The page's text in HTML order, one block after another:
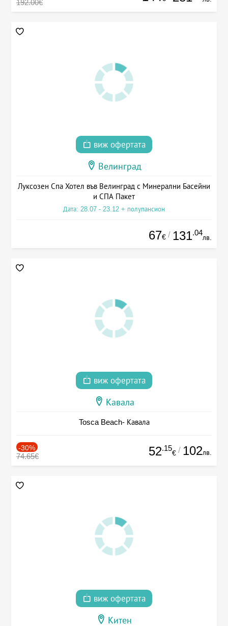
192.00€
виж офертата
Велинград
Луксозен Спа Хотел във Велинград с Минерални Басейни
и СПА Пакет
Дата: 28.07 - 23.12 + полупансион
67€ / 131.04
лв.
виж офертата
Кавала
Tosca Beach- Кавала
-30%
74.65€ 52.15
€ / 102лв.
виж офертата
Китен